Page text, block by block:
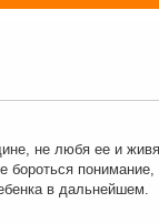
не любя ее и
бороться
в дальнейшем.